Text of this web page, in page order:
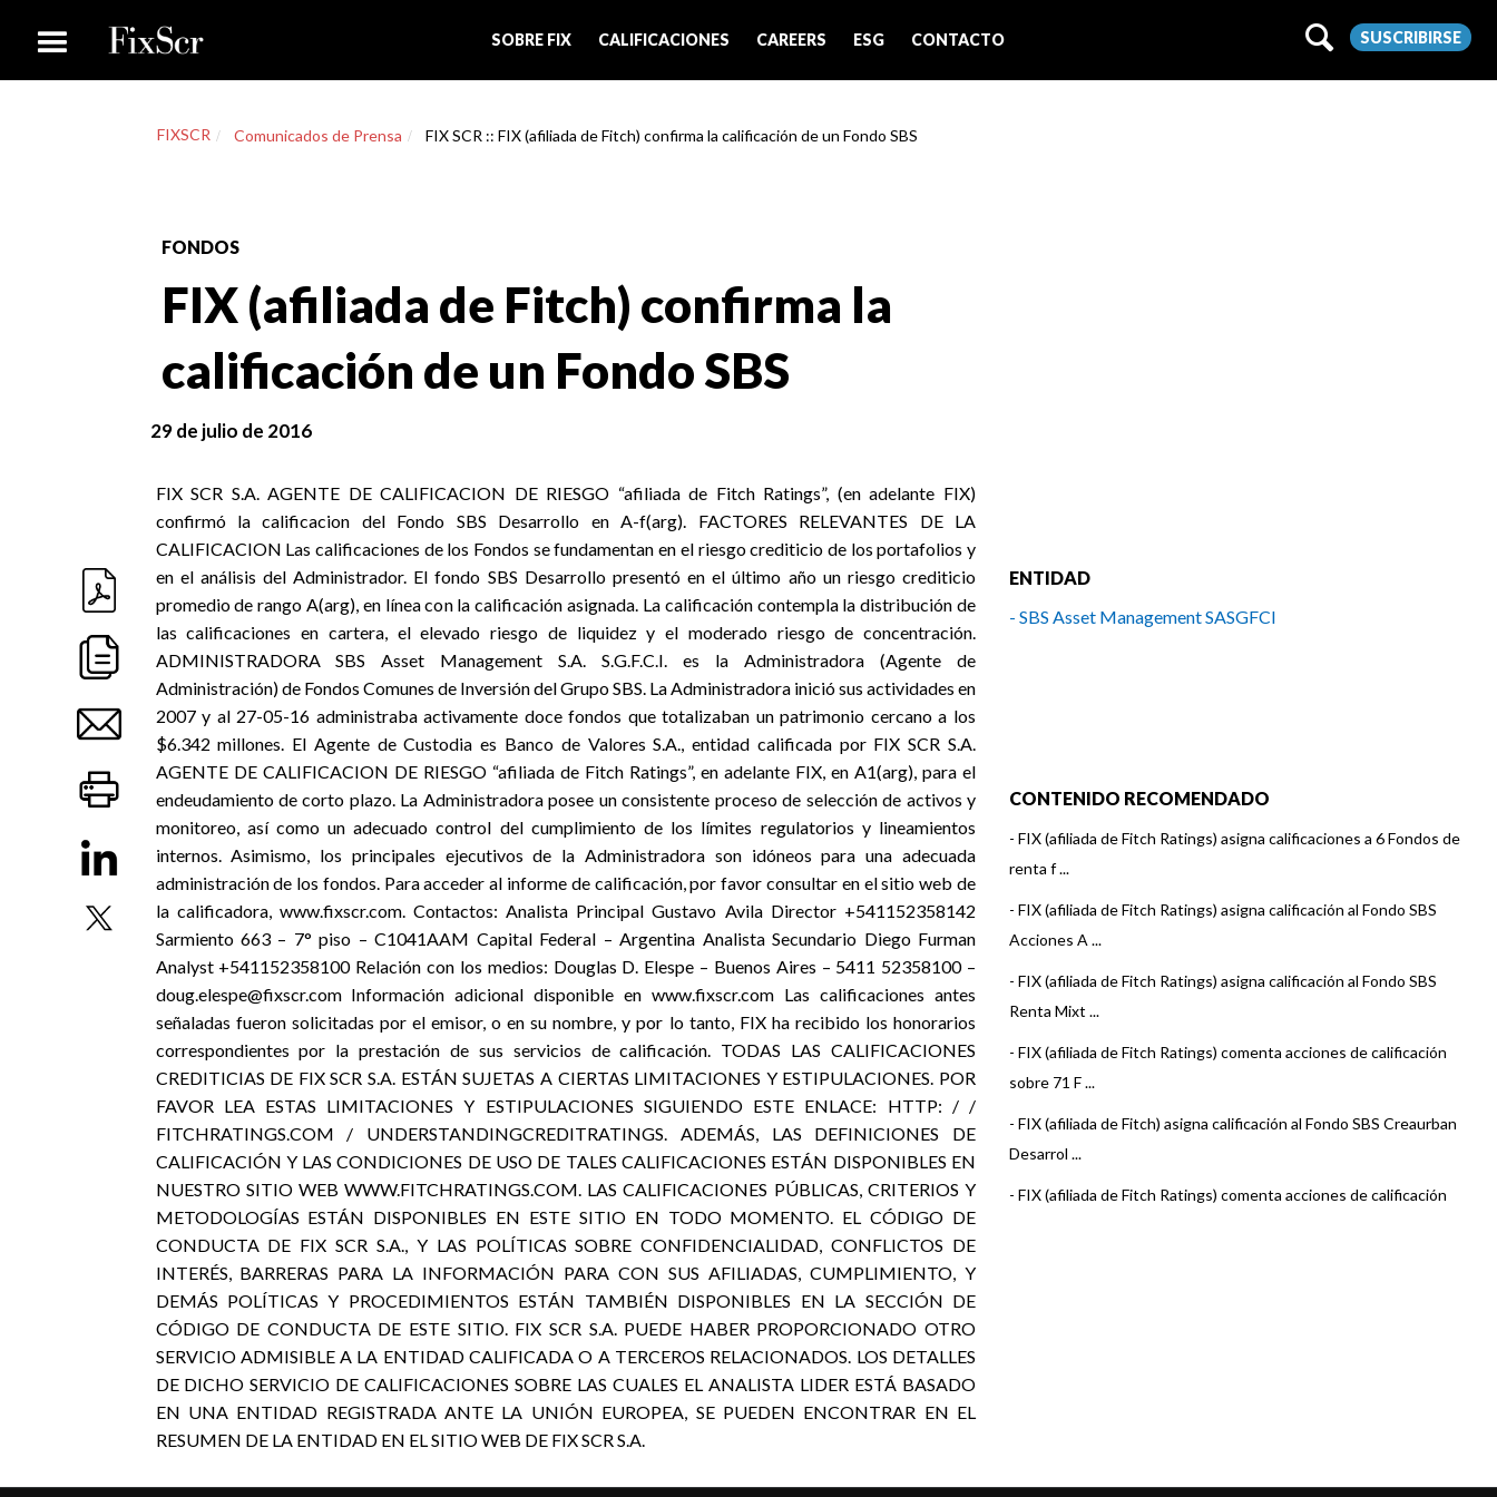
SOBRE FIX CALIFICACIONES CAREERS ESG CONTACTO SUSCRIBIRSE
FIXSCR Comunicados de Prensa FIX SCR :: FIX (afiliada de Fitch) confirma la calificación de un Fondo SBS
FONDOS
FIX (afiliada de Fitch) confirma la
calificación de un Fondo SBS
29 de julio de 2016
FIX SCR S.A. AGENTE DE CALIFICACION DE RIESGO “afiliada de Fitch Ratings”, (en adelante FIX)
confirmó la calificacion del Fondo SBS Desarrollo en A-f(arg). FACTORES RELEVANTES DE LA
CALIFICACION Las calificaciones de los Fondos se fundamentan en el riesgo crediticio de los portafolios y
en el análisis del Administrador. El fondo SBS Desarrollo presentó en el último año un riesgo crediticio
promedio de rango A(arg), en línea con la calificación asignada. La calificación contempla la distribución de
las calificaciones en cartera, el elevado riesgo de liquidez y el moderado riesgo de concentración.
ADMINISTRADORA SBS Asset Management S.A. S.G.F.C.I. es la Administradora (Agente de
Administración) de Fondos Comunes de Inversión del Grupo SBS. La Administradora inició sus actividades en
2007 y al 27-05-16 administraba activamente doce fondos que totalizaban un patrimonio cercano a los
$6.342 millones. El Agente de Custodia es Banco de Valores S.A., entidad calificada por FIX SCR S.A.
AGENTE DE CALIFICACION DE RIESGO “afiliada de Fitch Ratings”, en adelante FIX, en A1(arg), para el
endeudamiento de corto plazo. La Administradora posee un consistente proceso de selección de activos y
monitoreo, así como un adecuado control del cumplimiento de los límites regulatorios y lineamientos
internos. Asimismo, los principales ejecutivos de la Administradora son idóneos para una adecuada
administración de los fondos. Para acceder al informe de calificación, por favor consultar en el sitio web de
la calificadora, www.fixscr.com. Contactos: Analista Principal Gustavo Avila Director +541152358142
Sarmiento 663 – 7° piso – C1041AAM Capital Federal – Argentina Analista Secundario Diego Furman
Analyst +541152358100 Relación con los medios: Douglas D. Elespe – Buenos Aires – 5411 52358100 –
doug.elespe@fixscr.com Información adicional disponible en www.fixscr.com Las calificaciones antes
señaladas fueron solicitadas por el emisor, o en su nombre, y por lo tanto, FIX ha recibido los honorarios
correspondientes por la prestación de sus servicios de calificación. TODAS LAS CALIFICACIONES
CREDITICIAS DE FIX SCR S.A. ESTÁN SUJETAS A CIERTAS LIMITACIONES Y ESTIPULACIONES. POR
FAVOR LEA ESTAS LIMITACIONES Y ESTIPULACIONES SIGUIENDO ESTE ENLACE: HTTP: / /
FITCHRATINGS.COM / UNDERSTANDINGCREDITRATINGS. ADEMÁS, LAS DEFINICIONES DE
CALIFICACIÓN Y LAS CONDICIONES DE USO DE TALES CALIFICACIONES ESTÁN DISPONIBLES EN
NUESTRO SITIO WEB WWW.FITCHRATINGS.COM. LAS CALIFICACIONES PÚBLICAS, CRITERIOS Y
METODOLOGÍAS ESTÁN DISPONIBLES EN ESTE SITIO EN TODO MOMENTO. EL CÓDIGO DE
CONDUCTA DE FIX SCR S.A., Y LAS POLÍTICAS SOBRE CONFIDENCIALIDAD, CONFLICTOS DE
INTERÉS, BARRERAS PARA LA INFORMACIÓN PARA CON SUS AFILIADAS, CUMPLIMIENTO, Y
DEMÁS POLÍTICAS Y PROCEDIMIENTOS ESTÁN TAMBIÉN DISPONIBLES EN LA SECCIÓN DE
CÓDIGO DE CONDUCTA DE ESTE SITIO. FIX SCR S.A. PUEDE HABER PROPORCIONADO OTRO
SERVICIO ADMISIBLE A LA ENTIDAD CALIFICADA O A TERCEROS RELACIONADOS. LOS DETALLES
DE DICHO SERVICIO DE CALIFICACIONES SOBRE LAS CUALES EL ANALISTA LIDER ESTÁ BASADO
EN UNA ENTIDAD REGISTRADA ANTE LA UNIÓN EUROPEA, SE PUEDEN ENCONTRAR EN EL
RESUMEN DE LA ENTIDAD EN EL SITIO WEB DE FIX SCR S.A.
ENTIDAD
- SBS Asset Management SASGFCI
CONTENIDO RECOMENDADO
- FIX (afiliada de Fitch Ratings) asigna calificaciones a 6 Fondos de
renta f ...
- FIX (afiliada de Fitch Ratings) asigna calificación al Fondo SBS
Acciones A ...
- FIX (afiliada de Fitch Ratings) asigna calificación al Fondo SBS
Renta Mixt ...
- FIX (afiliada de Fitch Ratings) comenta acciones de calificación
sobre 71 F ...
- FIX (afiliada de Fitch) asigna calificación al Fondo SBS Creaurban
Desarrol ...
- FIX (afiliada de Fitch Ratings) comenta acciones de calificación